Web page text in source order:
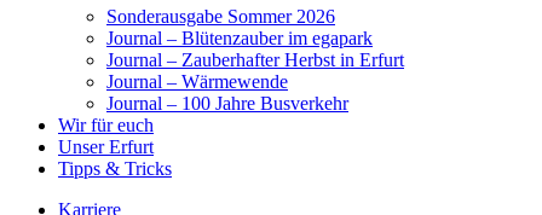
Sonderausgabe Sommer 2026
Journal – Blütenzauber im egapark
Journal – Zauberhafter Herbst in Erfurt
Journal – Wärmewende
Journal – 100 Jahre Busverkehr
Wir für euch
Unser Erfurt
Tipps & Tricks
Karriere